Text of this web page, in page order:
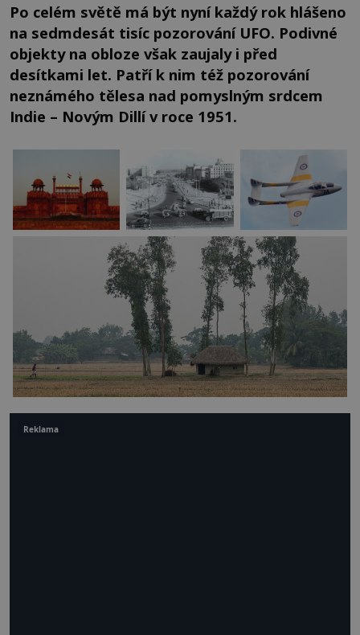
Po celém světě má být nyní každý rok hlášeno
na sedmdesát tisíc pozorování UFO. Podivné
objekty na obloze však zaujaly i před
desítkami let. Patří k nim též pozorování
neznámého tělesa nad pomyslným srdcem
Indie – Novým Dillí v roce 1951.
Reklama